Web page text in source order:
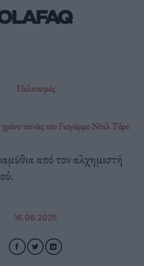
Πολιτισμός
ταινίες του Γκιγιέρμο Ντελ Τόρο
από τον αλχημιστή
16.06.2025